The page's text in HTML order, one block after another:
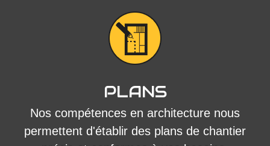
PLANS
Nos compétences en architecture nous
permettent d'établir des plans de chantier